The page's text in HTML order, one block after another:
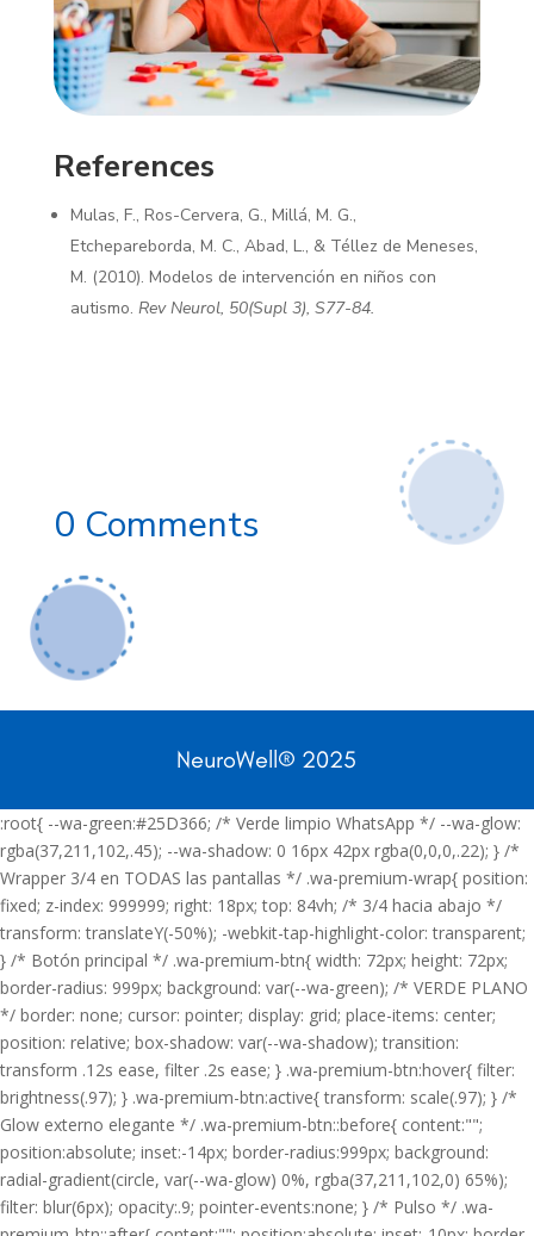
References
Mulas, F., Ros-Cervera, G., Millá, M. G.,
Etchepareborda, M. C., Abad, L., & Téllez de Meneses,
M. (2010). Modelos de intervención en niños con
autismo. Rev Neurol, 50(Supl 3), S77-84.
0 Comments
NeuroWell ® 2025
:root{ --wa-green:#25D366; /* Verde limpio WhatsApp */ --wa-glow:
rgba(37,211,102,.45); --wa-shadow: 0 16px 42px rgba(0,0,0,.22); } /*
Wrapper 3/4 en TODAS las pantallas */ .wa-premium-wrap{ position:
fixed; z-index: 999999; right: 18px; top: 84vh; /* 3/4 hacia abajo */
transform: translateY(-50%); -webkit-tap-highlight-color: transparent;
} /* Botón principal */ .wa-premium-btn{ width: 72px; height: 72px;
border-radius: 999px; background: var(--wa-green); /* VERDE PLANO
*/ border: none; cursor: pointer; display: grid; place-items: center;
position: relative; box-shadow: var(--wa-shadow); transition:
transform .12s ease, filter .2s ease; } .wa-premium-btn:hover{ filter:
brightness(.97); } .wa-premium-btn:active{ transform: scale(.97); } /*
Glow externo elegante */ .wa-premium-btn::before{ content:"";
position:absolute; inset:-14px; border-radius:999px; background:
radial-gradient(circle, var(--wa-glow) 0%, rgba(37,211,102,0) 65%);
filter: blur(6px); opacity:.9; pointer-events:none; } /* Pulso */ .wa-